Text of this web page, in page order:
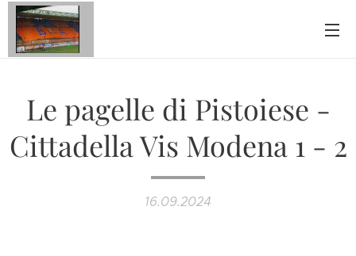
Le pagelle di Pistoiese -
Cittadella Vis Modena 1 - 2
16.09.2024